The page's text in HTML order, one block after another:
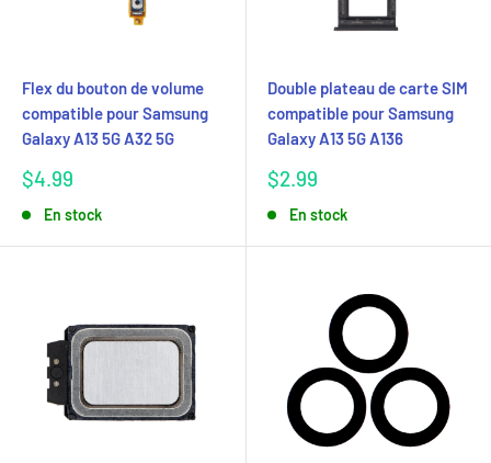
Flex du bouton de volume
compatible pour Samsung
Galaxy A13 5G A32 5G
Prix
$4.99
En stock
Double plateau de carte SIM
compatible pour Samsung
Galaxy A13 5G A136
Prix
$2.99
En stock